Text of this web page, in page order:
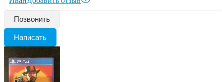
Позвонить
Написать